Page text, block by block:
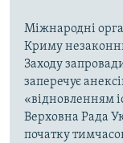
Міжнародні
Криму
Заходу
заперечує
«відновленням
Верховна Рада
початку